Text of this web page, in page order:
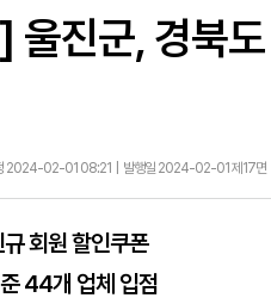
울진군, 경북
2024-02-01 08:21 | 발행일 2024-02-01 제17면
회원 할인쿠폰
44개 업체 입점